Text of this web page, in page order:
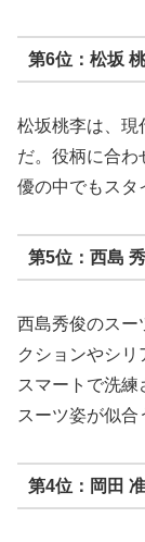
第6位：松坂
松坂桃李は、現
だ。役柄に合わ
優の中でもスタ
第5位：西島
西島秀俊のスー
クションやシ
スマートで洗
スーツ姿が似合
第4位：岡田